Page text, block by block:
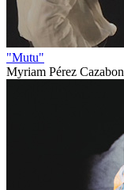
"Mutu"
Myriam Pérez Cazabon